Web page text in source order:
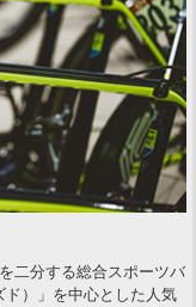
二分する総合スポーツバ
）」を中心とした人気